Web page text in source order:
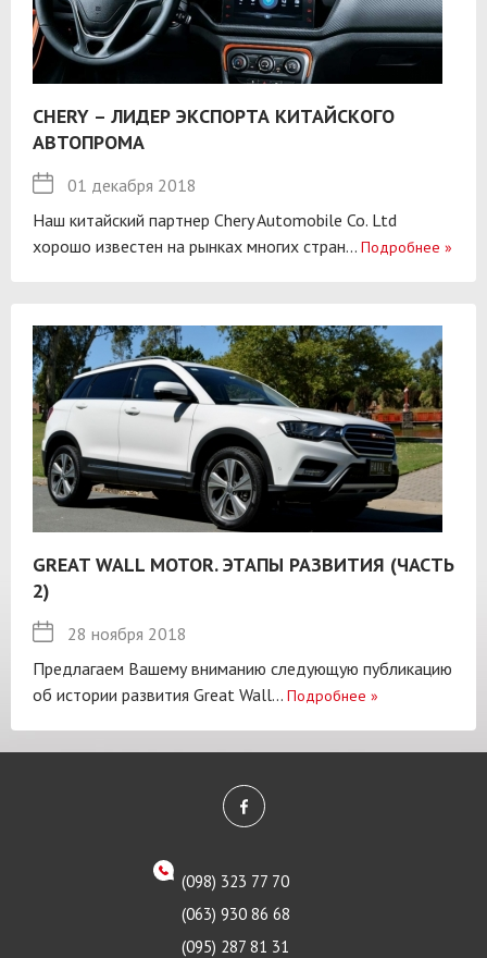
CHERY – ЛИДЕР ЭКСПОРТА КИТАЙСКОГО
АВТОПРОМА
01 декабря 2018
Наш китайский партнер Chery Automobile Co. Ltd
хорошо известен на рынках многих стран... Подробнее »
GREAT WALL MOTOR. ЭТАПЫ РАЗВИТИЯ (ЧАСТЬ
2)
28 ноября 2018
Предлагаем Вашему вниманию следующую публикацию
об истории развития Great Wall... Подробнее »
(098) 323 77 70
(063) 930 86 68
(095) 287 81 31